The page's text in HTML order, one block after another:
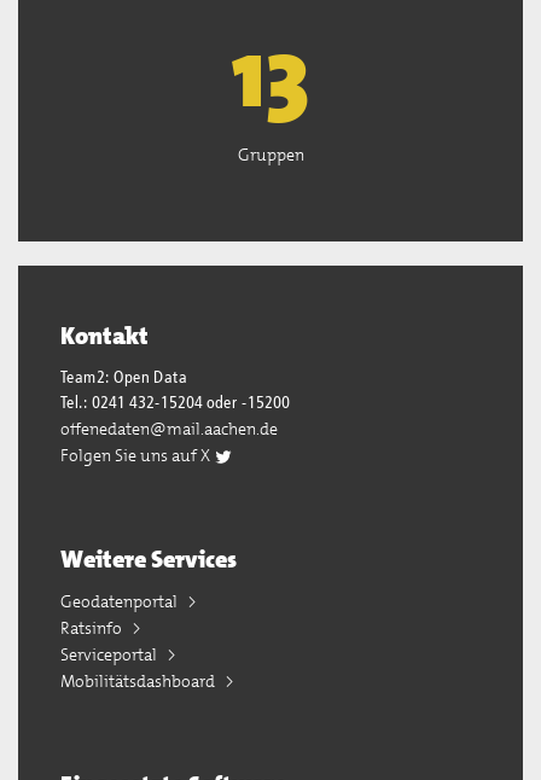
13
Gruppen
Kontakt
Team2: Open Data
Tel.: 0241 432-15204 oder -15200
offenedaten@mail.aachen.de
Folgen Sie uns auf X
Weitere Services
Geodatenportal
Ratsinfo
Serviceportal
Mobilitätsdashboard